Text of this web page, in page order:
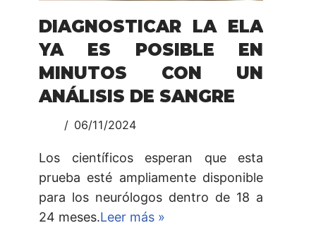
DIAGNOSTICAR LA ELA
YA ES POSIBLE EN
MINUTOS CON UN
ANÁLISIS DE SANGRE
06/11/2024
Los científicos esperan que esta
prueba esté ampliamente disponible
para los neurólogos dentro de 18 a
24 meses.Leer más »